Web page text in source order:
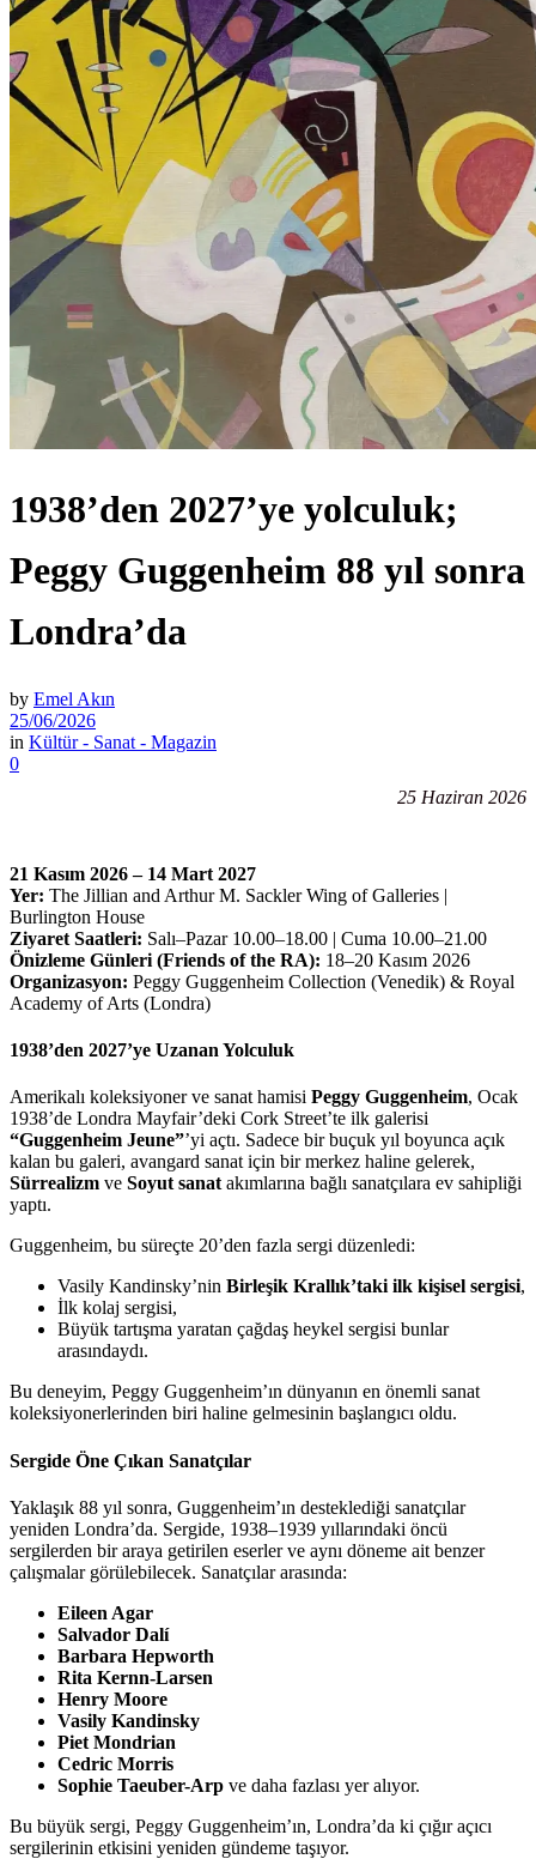
1938’den 2027’ye yolculuk;
Peggy Guggenheim 88 yıl sonra
Londra’da
by Emel Akın
25/06/2026
in Kültür - Sanat - Magazin
0
25 Haziran 2026
21 Kasım 2026 – 14 Mart 2027
Yer: The Jillian and Arthur M. Sackler Wing of Galleries |
Burlington House
Ziyaret Saatleri: Salı–Pazar 10.00–18.00 | Cuma 10.00–21.00
Önizleme Günleri (Friends of the RA): 18–20 Kasım 2026
Organizasyon: Peggy Guggenheim Collection (Venedik) & Royal
Academy of Arts (Londra)
1938’den 2027’ye Uzanan Yolculuk
Amerikalı koleksiyoner ve sanat hamisi Peggy Guggenheim, Ocak
1938’de Londra Mayfair’deki Cork Street’te ilk galerisi
“Guggenheim Jeune”’yi açtı. Sadece bir buçuk yıl boyunca açık
kalan bu galeri, avangard sanat için bir merkez haline gelerek,
Sürrealizm ve Soyut sanatakımlarına bağlı sanatçılara ev sahipliği
yaptı.
Guggenheim, bu süreçte 20’den fazla sergi düzenledi:
Vasily Kandinsky’nin Birleşik Krallık’taki ilk kişisel sergisi,
İlk kolaj sergisi,
Büyük tartışma yaratan çağdaş heykel sergisi bunlar
arasındaydı.
Bu deneyim, Peggy Guggenheim’ın dünyanın en önemli sanat
koleksiyonerlerinden biri haline gelmesinin başlangıcı oldu.
Sergide Öne Çıkan Sanatçılar
Yaklaşık 88 yıl sonra, Guggenheim’ın desteklediği sanatçılar
yeniden Londra’da. Sergide, 1938–1939 yıllarındaki öncü
sergilerden bir araya getirilen eserler ve aynı döneme ait benzer
çalışmalar görülebilecek. Sanatçılar arasında:
Eileen Agar
Salvador Dalí
Barbara Hepworth
Rita Kernn-Larsen
Henry Moore
Vasily Kandinsky
Piet Mondrian
Cedric Morris
Sophie Taeuber-Arp ve daha fazlası yer alıyor.
Bu büyük sergi, Peggy Guggenheim’ın, Londra’da ki çığır açıcı
sergilerinin etkisini yeniden gündeme taşıyor.